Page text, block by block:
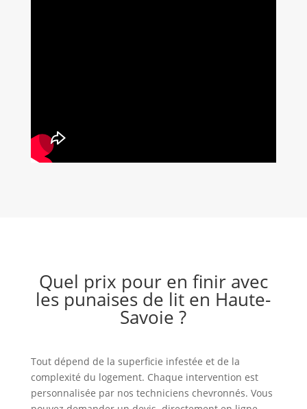
Quel prix pour en finir avec
les punaises de lit en Haute-
Savoie ?
Tout dépend de la superficie infestée et de la
complexité du logement. Chaque intervention est
personnalisée par nos techniciens chevronnés. Vous